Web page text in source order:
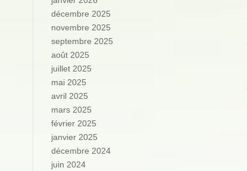
décembre 2025
novembre 2025
septembre 2025
août 2025
juillet 2025
mai 2025
avril 2025
mars 2025
février 2025
janvier 2025
décembre 2024
juin 2024